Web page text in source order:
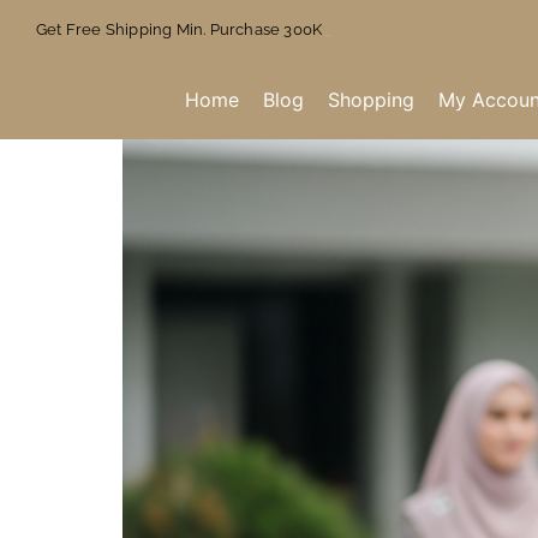
Get Free Shipping Min. Purchase 300K
Home Blog Shopping My